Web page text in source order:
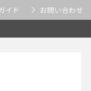
イド
お問い合わせ